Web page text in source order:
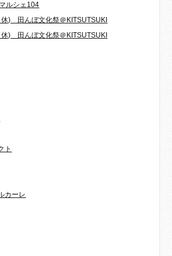
ルシェ104
) 田んぼ文化祭＠KITSUTSUKI
) 田んぼ文化祭＠KITSUTSUKI
ト
カーレ